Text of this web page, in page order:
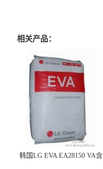
相关产品：
韩国LG EVA EA28150 VA含